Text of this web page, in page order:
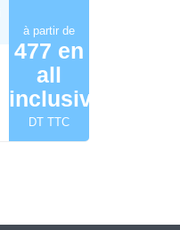
à partir de
477 en
all
inclusive
DT TTC